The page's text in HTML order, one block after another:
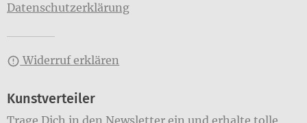
Datenschutzerklärung
Widerruf erklären
Kunstverteiler